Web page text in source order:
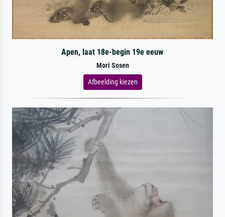
Apen, laat 18e-begin 19e eeuw
Mori Sosen
Afbeelding kiezen